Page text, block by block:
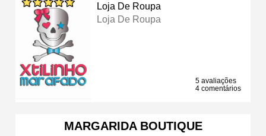
Loja De Roupa
Loja De Roupa
5 avaliações
4 comentários
MARGARIDA BOUTIQUE